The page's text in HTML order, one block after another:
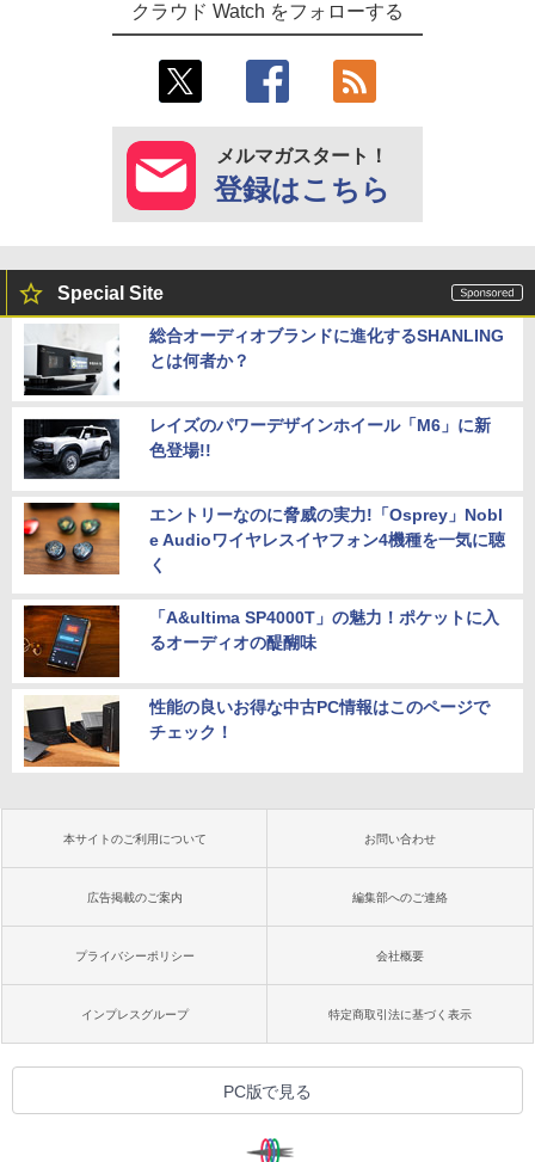
クラウド Watch をフォローする
メルマガスタート！
登録はこちら
Special Site
総合オーディオブランドに進化するSHANLING
とは何者か？
レイズのパワーデザインホイール「M6」に新
色登場!!
エントリーなのに脅威の実力!「Osprey」Nobl
e Audioワイヤレスイヤフォン4機種を一気に聴
く
「A&ultima SP4000T」の魅力！ポケットに入
るオーディオの醍醐味
性能の良いお得な中古PC情報はこのページで
チェック！
本サイトのご利用について お問い合わせ
広告掲載のご案内 編集部へのご連絡
プライバシーポリシー 会社概要
インプレスグループ 特定商取引法に基づく表示
PC版で見る